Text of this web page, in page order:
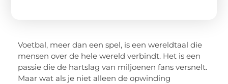
Voetbal, meer dan een spel, is een wereldtaal die
mensen over de hele wereld verbindt. Het is een
passie die de hartslag van miljoenen fans versnelt.
Maar wat als je niet alleen de opwinding